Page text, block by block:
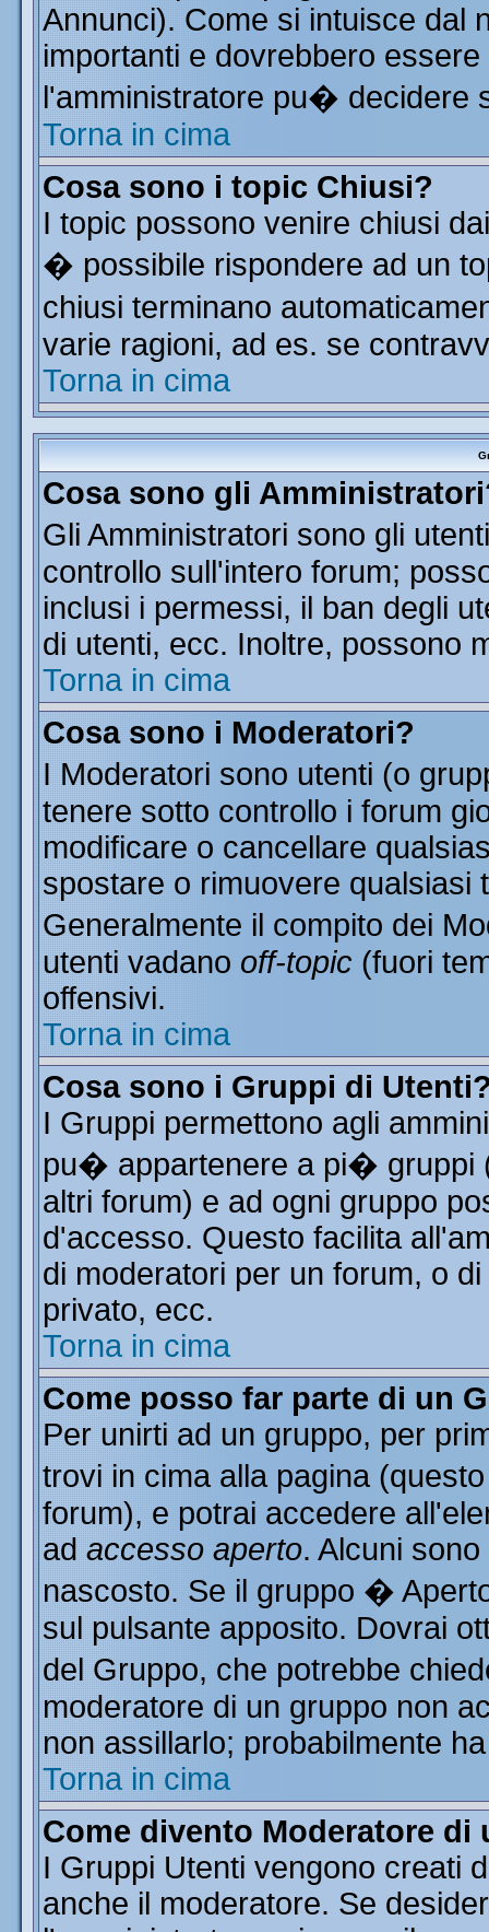
Annunci). Come si intuisce dal
importanti e dovrebbero
l'amministratore pu�
Torna in cima
Cosa sono i topic Chiusi?
I topic possono venire chiusi
� possibile rispondere ad un
chiusi terminano
varie ragioni, ad es. se
Torna in cima
Cosa sono gli
Gli Amministratori sono gli
controllo sull'intero forum;
inclusi i permessi, il ban degli
di utenti, ecc. Inoltre, possono
Torna in cima
Cosa sono i Moderatori?
I Moderatori sono utenti (o
tenere sotto controllo i forum
modificare o cancellare
spostare o rimuovere qualsiasi
Generalmente il compito dei
utenti vadano off-topic (fuori
offensivi.
Torna in cima
Cosa sono i Gruppi di
I Gruppi permettono agli
pu� appartenere a pi� gruppi
altri forum) e ad ogni gruppo
d'accesso. Questo facilita
di moderatori per un forum, o
privato, ecc.
Torna in cima
Come posso far parte di un
Per unirti ad un gruppo, per
trovi in cima alla pagina
forum), e potrai accedere
ad accesso aperto. Alcuni
nascosto. Se il gruppo �
sul pulsante apposito. Dovrai
del Gruppo, che potrebbe
moderatore di un gruppo non
non assillarlo; probabilmente
Torna in cima
Come divento Moderatore di
I Gruppi Utenti vengono creati
anche il moderatore. Se